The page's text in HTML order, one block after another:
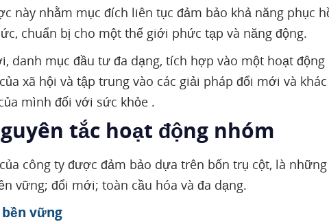
này nhằm mục đích liên tục đảm bảo khả năng phục
chuẩn bị cho một thế giới phức tạp và năng động.
danh mục đầu tư đa dạng, tích hợp vào một hoạt
xã hội và tập trung vào các giải pháp đổi mới và
mình đối với sức khỏe .
tắc hoạt động nhóm
công ty được đảm bảo dựa trên bốn trụ cột, là
vững; đổi mới; toàn cầu hóa và đa dạng.
bền vững